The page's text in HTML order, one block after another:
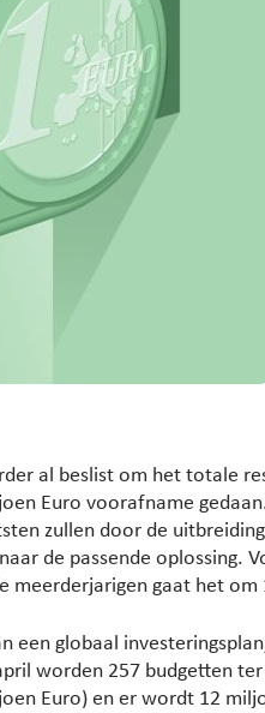
al beslist om het totale
Euro voorafname
zullen door de
de passende oplossing.
meerderjarigen gaat het om
een globaal
worden 257 budgetten
Euro) en er wordt 12